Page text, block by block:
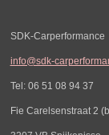
SDK-Carperformance
info@sdk-
Tel: 06 51 08 94 37
Fie Carelsenstraat 2